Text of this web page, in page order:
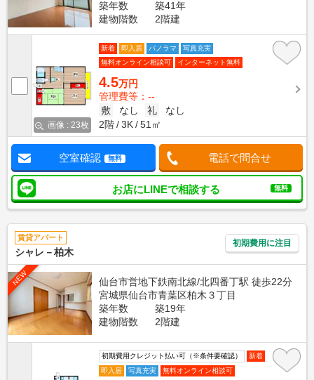
築年数
築41年
建物階数
2階建
画像 : 23枚
新着 即入居 パノラマ
写真充実
無料オンライン相談可
インターネット無料
4.5万円
管理費等：--
敷
なし 礼
なし
2階
3K 51㎡
空室確認 無料 電話で問合せ
お店にLINEで相談する 無料
賃貸アパート
シャレ－柏木
初期費用に注目
NEW
仙台市営地下鉄南北線/北四番丁駅 徒歩22分
宮城県仙台市青葉区柏木３丁目
築年数
築19年
建物階数
2階建
初期費用クレジット払い可（※条件要確認）
新着
即入居
写真充実 無料オンライン相談可